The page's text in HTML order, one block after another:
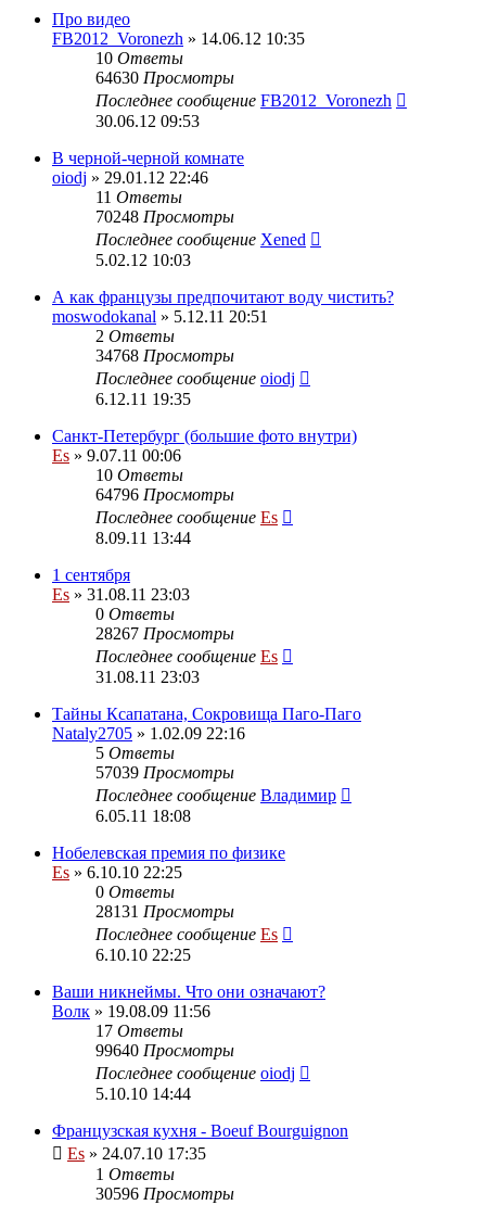
Про видео
FB2012_Voronezh » 14.06.12 10:35
10 Ответы
64630 Просмотры
Последнее сообщение FB2012_Voronezh
30.06.12 09:53
В черной-черной комнате
oiodj » 29.01.12 22:46
11 Ответы
70248 Просмотры
Последнее сообщение Xened
5.02.12 10:03
А как французы предпочитают воду чистить?
moswodokanal » 5.12.11 20:51
2 Ответы
34768 Просмотры
Последнее сообщение oiodj
6.12.11 19:35
Санкт-Петербург (большие фото внутри)
Es » 9.07.11 00:06
10 Ответы
64796 Просмотры
Последнее сообщение Es
8.09.11 13:44
1 сентября
Es » 31.08.11 23:03
0 Ответы
28267 Просмотры
Последнее сообщение Es
31.08.11 23:03
Тайны Ксапатана, Сокровища Паго-Паго
Nataly2705 » 1.02.09 22:16
5 Ответы
57039 Просмотры
Последнее сообщение Владимир
6.05.11 18:08
Нобелевская премия по физике
Es » 6.10.10 22:25
0 Ответы
28131 Просмотры
Последнее сообщение Es
6.10.10 22:25
Ваши никнеймы. Что они означают?
Волк » 19.08.09 11:56
17 Ответы
99640 Просмотры
Последнее сообщение oiodj
5.10.10 14:44
Французская кухня - Boeuf Bourguignon
Es » 24.07.10 17:35
1 Ответы
30596 Просмотры